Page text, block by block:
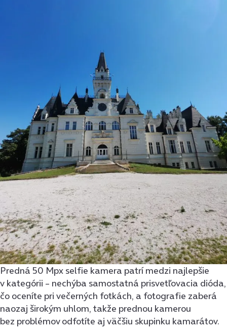
Predná 50 Mpx selfie kamera patrí medzi najlepšie
v kategórii – nechýba samostatná prisvetľovacia dióda,
čo oceníte pri večerných fotkách, a fotografie zaberá
naozaj širokým uhlom, takže prednou kamerou
bez problémov odfotíte aj väčšiu skupinku kamarátov.